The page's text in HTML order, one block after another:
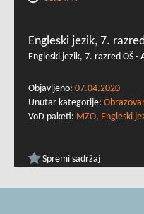
Engleski jezik, 7.
Engleski jezik, 7. razred OŠ -
Objavljeno: 07.04.2020
Unutar kategorije:
VoD paketi: MZO, Engleski
Spremi sadržaj